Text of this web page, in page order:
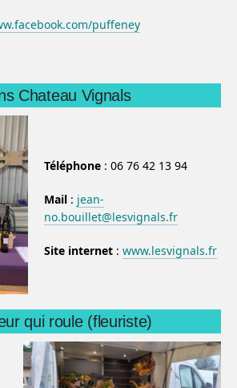
puffeney
Chateau Vignals
Téléphone : 06 76 42 13 94
Mail : jean-
no.bouillet@lesvignals.fr
Site internet : www.lesvignals.fr
qui roule (fleuriste)